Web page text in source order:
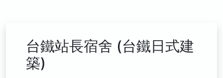
台鐵站長宿舍 (台鐵日式建
築)